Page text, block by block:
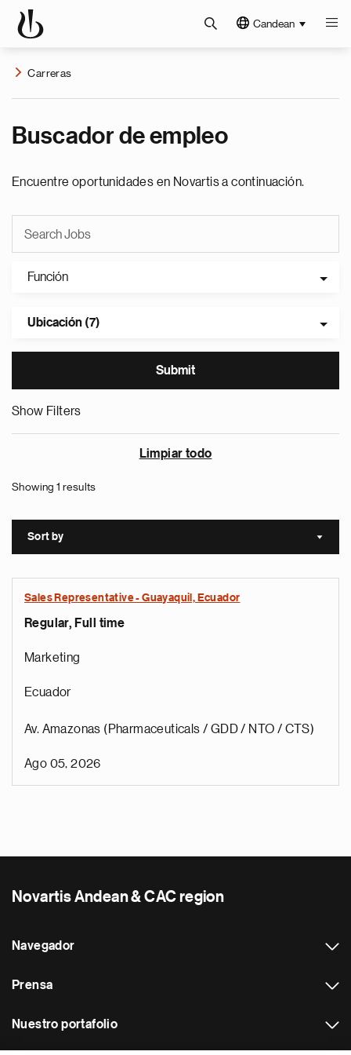
Candean
Carreras
Buscador de empleo
Encuentre oportunidades en Novartis a continuación.
Función
Ubicación (7)
Show Filters
Limpiar todo
Showing 1 results
Sort by Sort
Sales Representative - Guayaquil, Ecuador
Regular, Full time
Marketing
Ecuador
Av. Amazonas (Pharmaceuticals / GDD / NTO / CTS)
Ago 05, 2026
Novartis Andean & CAC region
Navegador
Prensa
Nuestro portafolio